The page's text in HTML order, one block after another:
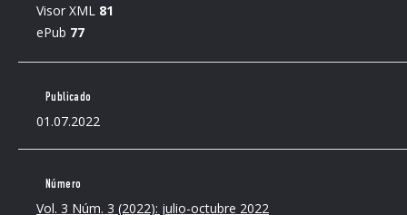
Visor XML 81
ePub 77
Publicado
01.07.2022
Número
Vol. 3 Núm. 3 (2022): julio-octubre 2022